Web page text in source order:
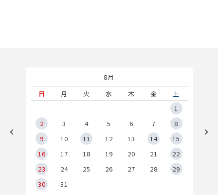
8月
日
月 火 水 木 金
土
1
2
3 4 5 6 7
8
9
10 11 12 13 14
15
16
17 18 19 20 21
22
23
24 25 26 27 28
29
30
31